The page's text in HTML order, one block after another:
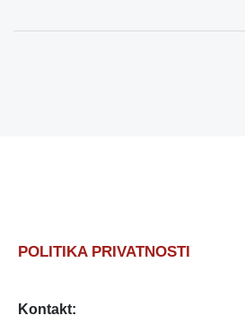
POLITIKA PRIVATNOSTI
Kontakt: